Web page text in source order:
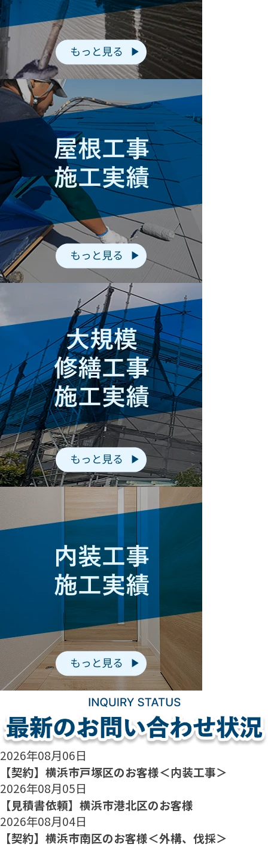
2026年08月06日
【契約】横浜市戸塚区のお客様＜内装工事＞
2026年08月05日
【見積書依頼】横浜市港北区のお客様
2026年08月04日
【契約】横浜市南区のお客様＜外構、伐採＞